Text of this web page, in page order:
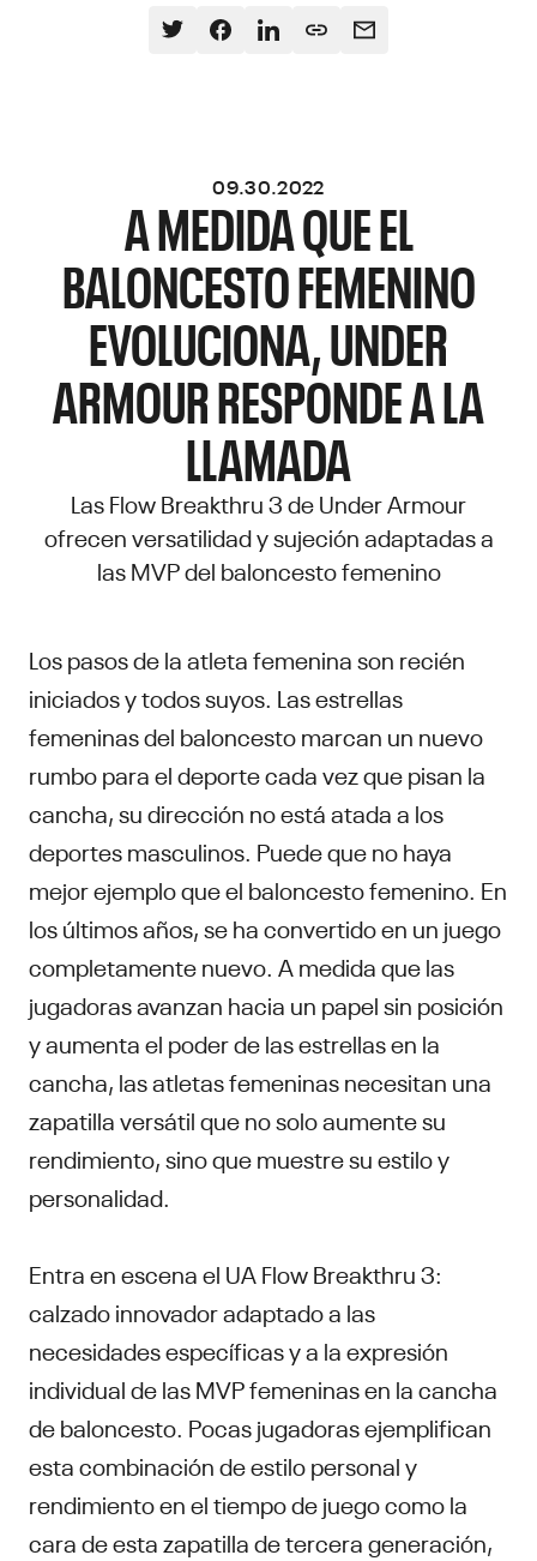
09.30.2022
A MEDIDA QUE EL
BALONCESTO FEMENINO
EVOLUCIONA, UNDER
ARMOUR RESPONDE A LA
LLAMADA
Las Flow Breakthru 3 de Under Armour
ofrecen versatilidad y sujeción adaptadas a
las MVP del baloncesto femenino
Los pasos de la atleta femenina son recién
iniciados y todos suyos. Las estrellas
femeninas del baloncesto marcan un nuevo
rumbo para el deporte cada vez que pisan la
cancha, su dirección no está atada a los
deportes masculinos. Puede que no haya
mejor ejemplo que el baloncesto femenino. En
los últimos años, se ha convertido en un juego
completamente nuevo. A medida que las
jugadoras avanzan hacia un papel sin posición
y aumenta el poder de las estrellas en la
cancha, las atletas femeninas necesitan una
zapatilla versátil que no solo aumente su
rendimiento, sino que muestre su estilo y
personalidad.
Entra en escena el UA Flow Breakthru 3:
calzado innovador adaptado a las
necesidades específicas y a la expresión
individual de las MVP femeninas en la cancha
de baloncesto. Pocas jugadoras ejemplifican
esta combinación de estilo personal y
rendimiento en el tiempo de juego como la
cara de esta zapatilla de tercera generación,